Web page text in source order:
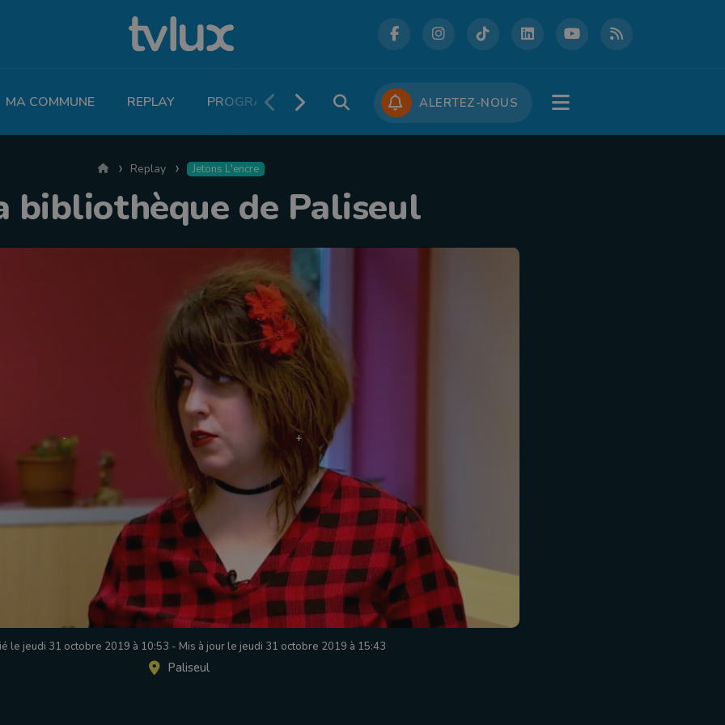
MA COMMUNE REPLAY PROGRAMME TV PODCASTS CONCOURS JOBS
ALERTEZ-NOUS
AccueilReplay Jetons L'encre
bibliothèque de Paliseul
le jeudi 31 octobre 2019 à 10:53 - Mis à jour le jeudi 31 octobre 2019 à 15:43
Paliseul